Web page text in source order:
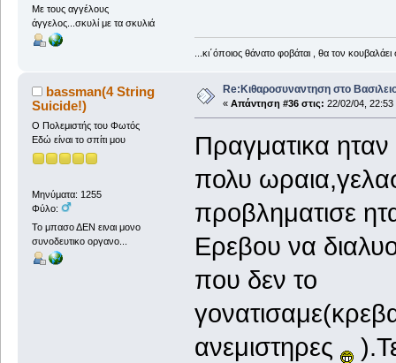
Με τους αγγέλους
άγγελος...σκυλί με τα σκυλιά
...κι΄όποιος θάνατο φοβάται , θα τον
bassman(4 String
Suicide!)
O Πολεμιστής του Φωτός
Εδώ είναι το σπίτι μου
Μηνύματα: 1255
Φύλο:
Το μπασο ΔΕΝ ειναι μονο
συνοδευτικο οργανο...
Re:Κιθαροσυναντηση στο
« Απάντηση #36 στις: 22/02/04, 22:53
Πραγματικα
πολυ
προβληματισε
Ερεβου να
που δεν το
ανεμιστηρες